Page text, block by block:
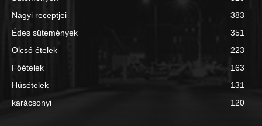
Nagyi receptjei
383
Édes sütemények
351
Olcsó ételek
223
Főételek
163
Húsételek
131
karácsonyi
120